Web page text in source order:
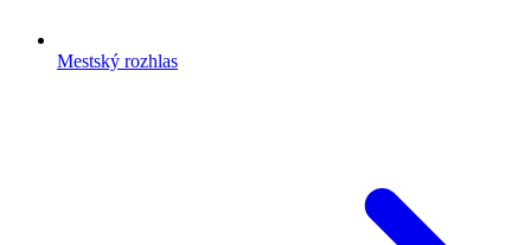
Mestský rozhlas